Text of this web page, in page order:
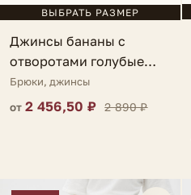
ВЫБРАТЬ РАЗМЕР
Джинсы бананы с
отворотами голубые
Risvolti
Брюки, джинсы
от 2 456,50 ₽ 2 890 ₽